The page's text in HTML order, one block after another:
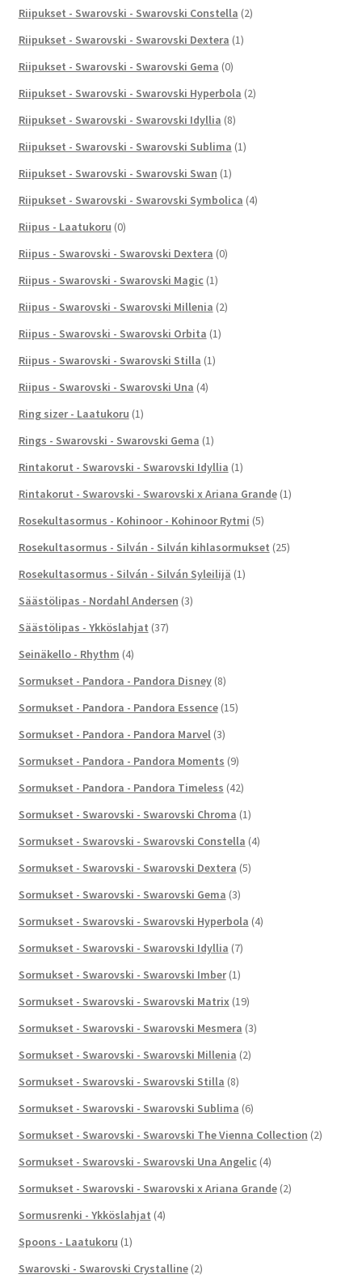
Riipukset - Swarovski - Swarovski Constella (2)
Riipukset - Swarovski - Swarovski Dextera (1)
Riipukset - Swarovski - Swarovski Gema (0)
Riipukset - Swarovski - Swarovski Hyperbola (2)
Riipukset - Swarovski - Swarovski Idyllia (8)
Riipukset - Swarovski - Swarovski Sublima (1)
Riipukset - Swarovski - Swarovski Swan (1)
Riipukset - Swarovski - Swarovski Symbolica (4)
Riipus - Laatukoru (0)
Riipus - Swarovski - Swarovski Dextera (0)
Riipus - Swarovski - Swarovski Magic (1)
Riipus - Swarovski - Swarovski Millenia (2)
Riipus - Swarovski - Swarovski Orbita (1)
Riipus - Swarovski - Swarovski Stilla (1)
Riipus - Swarovski - Swarovski Una (4)
Ring sizer - Laatukoru (1)
Rings - Swarovski - Swarovski Gema (1)
Rintakorut - Swarovski - Swarovski Idyllia (1)
Rintakorut - Swarovski - Swarovski x Ariana Grande (1)
Rosekultasormus - Kohinoor - Kohinoor Rytmi (5)
Rosekultasormus - Silván - Silván kihlasormukset (25)
Rosekultasormus - Silván - Silván Syleilijä (1)
Säästölipas - Nordahl Andersen (3)
Säästölipas - Ykköslahjat (37)
Seinäkello - Rhythm (4)
Sormukset - Pandora - Pandora Disney (8)
Sormukset - Pandora - Pandora Essence (15)
Sormukset - Pandora - Pandora Marvel (3)
Sormukset - Pandora - Pandora Moments (9)
Sormukset - Pandora - Pandora Timeless (42)
Sormukset - Swarovski - Swarovski Chroma (1)
Sormukset - Swarovski - Swarovski Constella (4)
Sormukset - Swarovski - Swarovski Dextera (5)
Sormukset - Swarovski - Swarovski Gema (3)
Sormukset - Swarovski - Swarovski Hyperbola (4)
Sormukset - Swarovski - Swarovski Idyllia (7)
Sormukset - Swarovski - Swarovski Imber (1)
Sormukset - Swarovski - Swarovski Matrix (19)
Sormukset - Swarovski - Swarovski Mesmera (3)
Sormukset - Swarovski - Swarovski Millenia (2)
Sormukset - Swarovski - Swarovski Stilla (8)
Sormukset - Swarovski - Swarovski Sublima (6)
Sormukset - Swarovski - Swarovski The Vienna Collection (2)
Sormukset - Swarovski - Swarovski Una Angelic (4)
Sormukset - Swarovski - Swarovski x Ariana Grande (2)
Sormusrenki - Ykköslahjat (4)
Spoons - Laatukoru (1)
Swarovski - Swarovski Crystalline (2)